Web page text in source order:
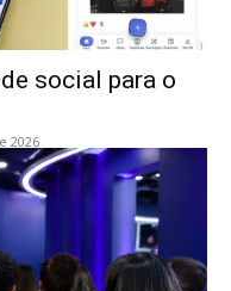
social para o
2026